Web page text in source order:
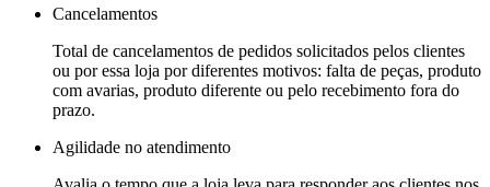
Cancelamentos
Total de cancelamentos de pedidos solicitados pelos clientes
ou por essa loja por diferentes motivos: falta de peças, produto
com avarias, produto diferente ou pelo recebimento fora do
prazo.
Agilidade no atendimento